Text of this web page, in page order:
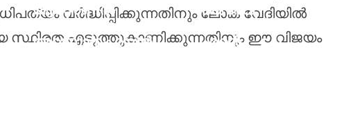
വർദ്ധിപ്പിക്കുന്നതിനും ലോക വേദിയിൽ
സ്ഥിരത എടുത്തുകാണിക്കുന്നതിനും ഈ വിജയം
ആഴ്‌സണൽ
അഭ്യൂഹങ്ങൾക്ക്
അവസാനം: റയൽ
വൈഭവ്
എന്റെ